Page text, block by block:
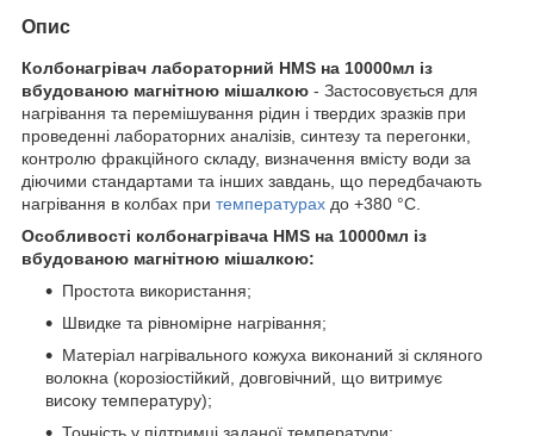
Опис
Колбонагрівач лабораторний HMS на 10000мл із
вбудованою магнітною мішалкою - Застосовується для
нагрівання та перемішування рідин і твердих зразків при
проведенні лабораторних аналізів, синтезу та перегонки,
контролю фракційного складу, визначення вмісту води за
діючими стандартами та інших завдань, що передбачають
нагрівання в колбах при температурах до +380 °С.
Особливості колбонагрівача HMS на 10000мл із
вбудованою магнітною мішалкою:
Простота використання;
Швидке та рівномірне нагрівання;
Матеріал нагрівального кожуха виконаний зі скляного
волокна (корозіостійкий, довговічний, що витримує
високу температуру);
Точність у підтримці заданої температури;